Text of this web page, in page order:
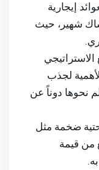
إيجارية
شهير، حيث
لجذب
نحوها دوناً عن
ضخمة مثل
من قيمة